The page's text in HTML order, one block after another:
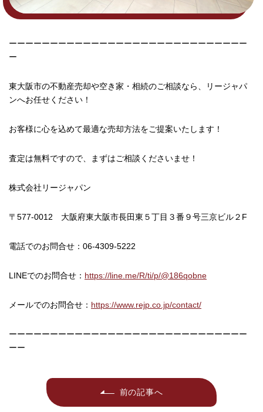
ーーーーーーーーーーーーーーーーーーーーーーーーーーーーー
ー
東大阪市の不動産売却や空き家・相続のご相談なら、リージャパ
ンへお任せください！
お客様に心を込めて最適な売却方法をご提案いたします！
査定は無料ですので、まずはご相談くださいませ！
株式会社リージャパン
〒577-0012 大阪府東大阪市長田東５丁目３番９号三京ビル２F
電話でのお問合せ：06-4309-5222
LINEでのお問合せ： https://line.me/R/ti/p/@186qobne
メールでのお問合せ： https://www.rejp.co.jp/contact/
ーーーーーーーーーーーーーーーーーーーーーーーーーーーーー
ーー
前の記事へ